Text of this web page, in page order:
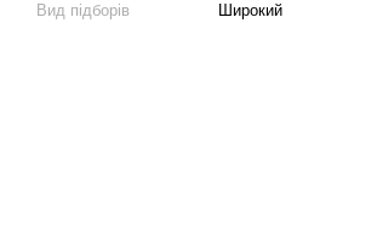
Вид підборів
Широкий